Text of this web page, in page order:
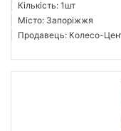
Кількість: 1шт
Місто: Запоріжжя
Продавець: Колесо-